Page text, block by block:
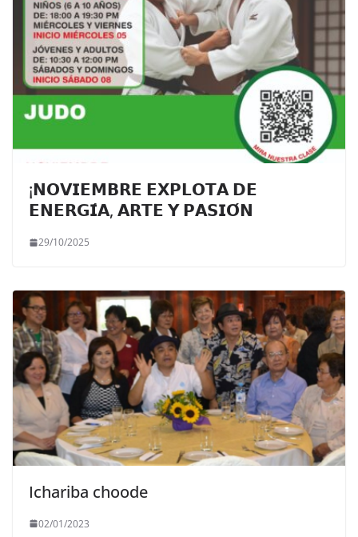
¡𝗡𝗢𝗩𝗜𝗘𝗠𝗕𝗥𝗘 𝗘𝗫𝗣𝗟𝗢𝗧𝗔 𝗗𝗘
𝗘𝗡𝗘𝗥𝗚𝗜́𝗔, 𝗔𝗥𝗧𝗘 𝗬 𝗣𝗔𝗦𝗜𝗢́𝗡
29/10/2025
Ichariba choode
02/01/2023